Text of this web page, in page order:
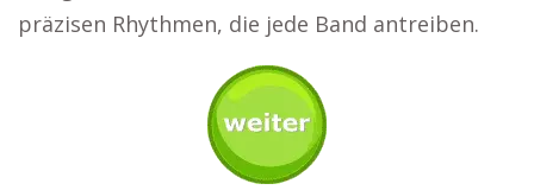
präzisen Rhythmen, die jede Band antreiben.